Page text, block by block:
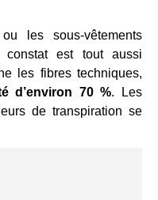
les sous-vêtements
constat est tout aussi
les fibres techniques,
d’environ 70 %. Les
de transpiration se